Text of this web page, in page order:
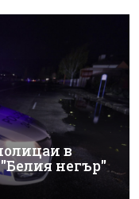
в
негър"